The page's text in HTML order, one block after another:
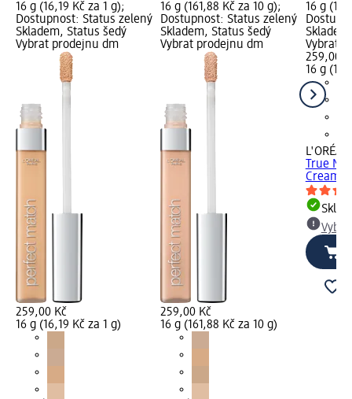
16 g (16,19 Kč za 1 g);
Dostupnost: Status zelený
Skladem, Status šedý
Vybrat prodejnu dm
259,00 Kč
16 g (16,19 Kč za 1 g)
16 g (161,88 Kč za 10 g);
Dostupnost: Status zelený
Skladem, Status šedý
Vybrat prodejnu dm
259,00 Kč
16 g (161,88 Kč za 10 g)
16 g
Vybrat
259,00
16 g
L'ORÉAL
True
Creamy